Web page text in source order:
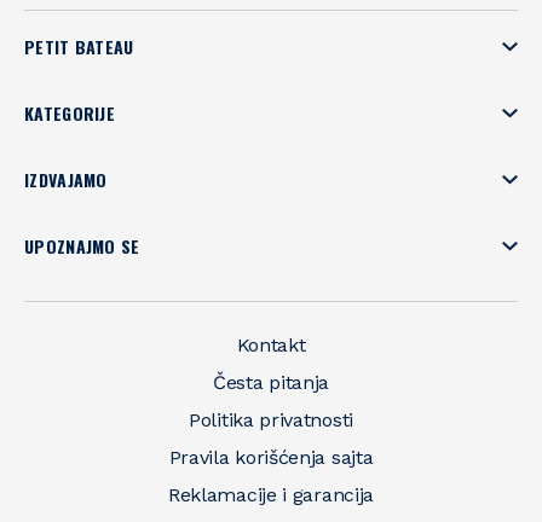
PETIT BATEAU
KATEGORIJE
IZDVAJAMO
UPOZNAJMO SE
Kontakt
Česta pitanja
Politika privatnosti
Pravila korišćenja sajta
Reklamacije i garancija